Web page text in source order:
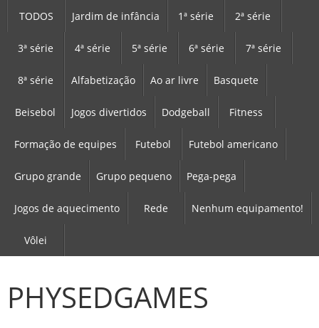
TODOS Jardim de infância 1ª série 2ª série
3ª série 4ª série 5ª série 6ª série 7ª série
8ª série Alfabetização Ao ar livre Basquete
Beisebol Jogos divertidos Dodgeball Fitness
Formação de equipes Futebol Futebol americano
Grupo grande Grupo pequeno Pega-pega
Jogos de aquecimento Rede Nenhum equipamento!
Vôlei
PHYSEDGAMES